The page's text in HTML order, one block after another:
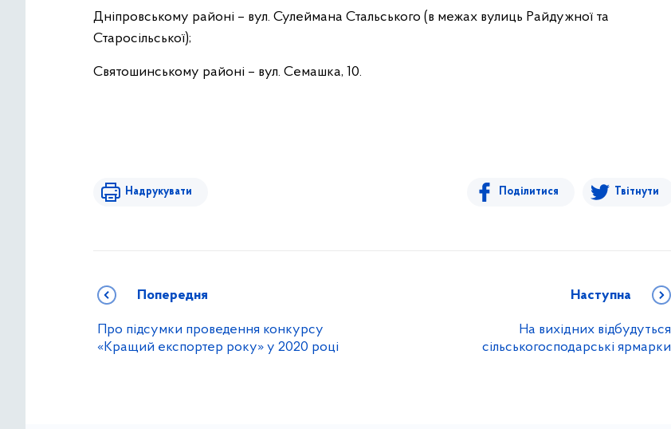
Дніпровському районі – вул. Сулеймана Стальського (в межах вулиць Райдужної та
Старосільської);
Святошинському районі – вул. Семашка, 10.
Надрукувати Поділитися Твітнути
Попередня
Про підсумки проведення конкурсу
«Кращий експортер року» у 2020 році
Наступна
На вихідних відбудуться
сільськогосподарські ярмарки